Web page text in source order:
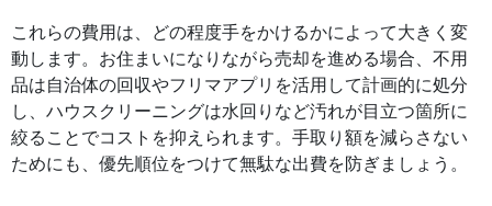
これらの費用は、どの程度手をかけるかによって大きく変
動します。お住まいになりながら売却を進める場合、不用
品は自治体の回収やフリマアプリを活用して計画的に処分
し、ハウスクリーニングは水回りなど汚れが目立つ箇所に
絞ることでコストを抑えられます。手取り額を減らさない
ためにも、優先順位をつけて無駄な出費を防ぎましょう。